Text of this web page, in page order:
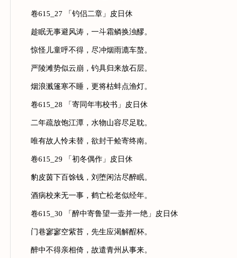
卷615_27 「钓侣二章」皮日休
趁眠无事避风涛，一斗霜鳞换浊醪。
惊怪儿童呼不得，尽冲烟雨漉车螯。
严陵滩势似云崩，钓具归来放石层。
烟浪溅篷寒不睡，更将枯蚌点渔灯。
卷615_28 「寄同年韦校书」皮日休
二年疏放饱江潭，水物山容尽足耽。
唯有故人怜未替，欲封干鲙寄终南。
卷615_29 「初冬偶作」皮日休
豹皮茵下百馀钱，刘堕闲沽尽醉眠。
酒病校来无一事，鹤亡松老似经年。
卷615_30 「醉中寄鲁望一壶并一绝」皮日休
门巷寥寥空紫苔，先生应渴解酲杯。
醉中不得亲相倚，故遣青州从事来。